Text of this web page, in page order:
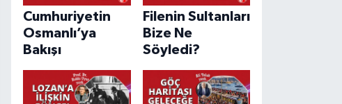
Cumhuriyetin
Osmanlı’ya
Bakışı
Filenin Sultanları
Bize Ne
Söyledi?